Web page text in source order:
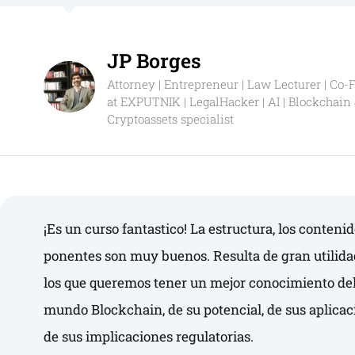
JP Borges
Attorney | Entrepreneur | Law Lecturer | Co-
at EXPUTNIK | LegalHacker | AI | Blockchain
Cryptoassets specialist
¡Es un curso fantastico! La estructura, los
ponentes son muy buenos. Resulta de gran
los que queremos tener un mejor conocimiento
mundo Blockchain, de su potencial, de sus
de sus implicaciones regulatorias.